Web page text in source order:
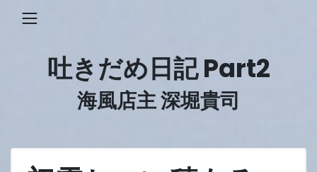
吐きだめ日記 Part2
海風店主 深堀貴司